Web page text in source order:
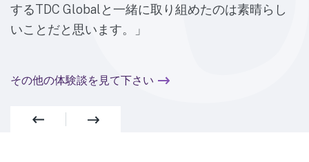
するTDC Globalと一緒に取り組めたのは素晴らし
いことだと思います。
その他の体験談を見て下さい
Previous Next